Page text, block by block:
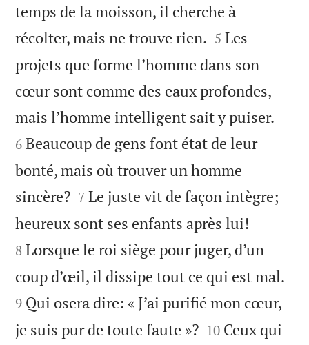
temps de la moisson, il cherche à
récolter, mais ne trouve rien. 

5 Les
projets que forme l’homme dans son
cœur sont comme des eaux profondes,
mais l’homme intelligent sait y puiser.
6 Beaucoup de gens font état de leur
bonté, mais où trouver un homme
sincère?
7 Le juste vit de façon intègre;
heureux sont ses enfants après lui!
8 Lorsque le roi siège pour juger, d’un
coup d’œil, il dissipe tout ce qui est mal.
9 Qui osera dire: « J’ai purifié mon cœur,
je suis pur de toute faute »?
10 Ceux qui